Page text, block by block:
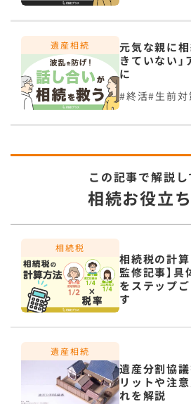
元気な親に
きていない
に
終活 生前対
この記事で解説し
相続お役立
相続税の計算
監修記事】
をステップ
す
遺産分割協
リットや注
れを解説